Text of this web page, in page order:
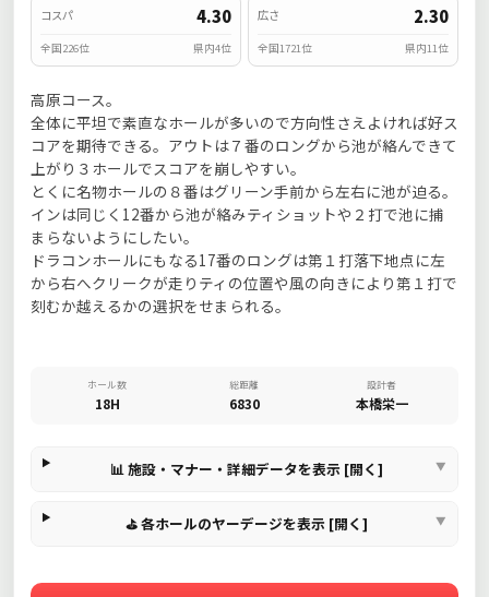
コスパ 4.30
全国226位 県内4位
広さ 2.30
全国1721位 県内11位
高原コース。
全体に平坦で素直なホールが多いので方向性さえよければ好ス
コアを期待できる。アウトは７番のロングから池が絡んできて
上がり３ホールでスコアを崩しやすい。
とくに名物ホールの８番はグリーン手前から左右に池が迫る。
インは同じく12番から池が絡みティショットや２打で池に捕
まらないようにしたい。
ドラコンホールにもなる17番のロングは第１打落下地点に左
から右へクリークが走りティの位置や風の向きにより第１打で
刻むか越えるかの選択をせまられる。
ホール数
18H
総距離
6830
設計者
本橋栄一
📊 施設・マナー・詳細データを表示 [開く]
⛳ 各ホールのヤーデージを表示 [開く]